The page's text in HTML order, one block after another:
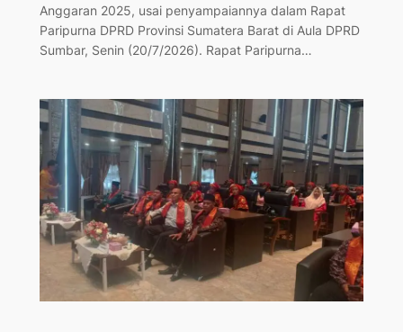
Anggaran 2025, usai penyampaiannya dalam Rapat
Paripurna DPRD Provinsi Sumatera Barat di Aula DPRD
Sumbar, Senin (20/7/2026). Rapat Paripurna…